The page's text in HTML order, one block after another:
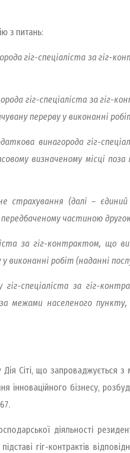
з питань:
гіг-спеціаліста за гіг-
гіг-спеціаліста за гіг-
перерву у виконанні
винагорода гіг-
визначеному місці
страхування (далі –
частиною
за гіг-контрактом, що
виконанні робіт (наданні
спеціаліста за гіг-
межами населеного
Дія Сіті, що запроваджується
бізнесу,
діяльності
підставі гіг-контрактів